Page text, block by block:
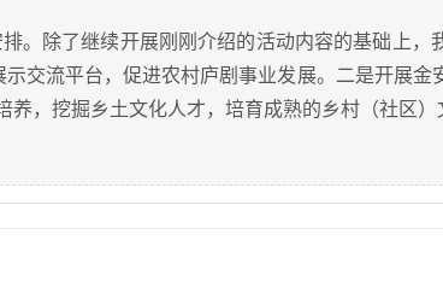
。除了继续开展刚刚介绍的活动内容的基础上，
交流平台，促进农村庐剧事业发展。二是开展金
，挖掘乡土文化人才，培育成熟的乡村（社区）